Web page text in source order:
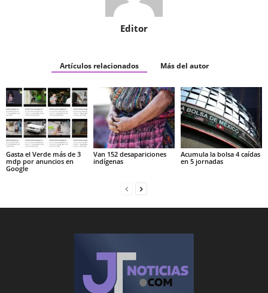
Editor
Artículos relacionados Más del autor
Gasta el Verde más de 3
mdp por anuncios en
Google
Van 152 desapariciones
indígenas
Acumula la bolsa 4 caídas
en 5 jornadas